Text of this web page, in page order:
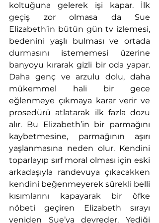
koltuğuna gelerek işi kapar. İlk
geçiş zor olmasa da Sue
Elizabeth’in bütün gün tv izlemesi,
bedenini yaşlı bulması ve ortada
durmasını istememesi üzerine
banyoyu kırarak gizli bir oda yapar.
Daha genç ve arzulu dolu, daha
mükemmel hali bir gece
eğlenmeye çıkmaya karar verir ve
prosedürü atlatarak ilk fazla dozu
alır. Bu Elizabeth’in bir parmağını
kaybetmesine, parmağının aşırı
yaşlanmasına neden olur. Kendini
toparlayıp sırf moral olması için eski
arkadaşıyla randevuya çıkacakken
kendini beğenmeyerek sürekli belli
kısımlarını kapayarak bir öfke
nöbeti geçiren Elizabeth sırayı
yeniden Sue’ya devreder. Yediği